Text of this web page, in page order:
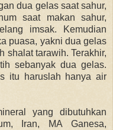
dua gelas saat sahur,
saat makan sahur,
imsak. Kemudian
puasa, yakni dua gelas
shalat tarawih. Terakhir,
sebanyak dua gelas.
itu haruslah hanya air
yang dibutuhkan
Iran, MA Ganesa,